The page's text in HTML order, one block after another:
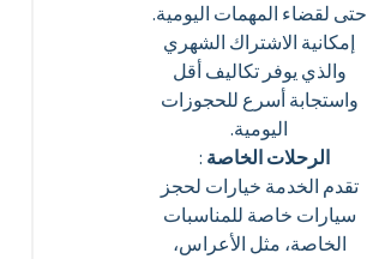
حتى لقضاء المهمات اليومية.
إمكانية الاشتراك الشهري
والذي يوفر تكاليف أقل
واستجابة أسرع للحجوزات
اليومية.
الرحلات الخاصة:
تقدم الخدمة خيارات لحجز
سيارات خاصة للمناسبات
الخاصة، مثل الأعراس،